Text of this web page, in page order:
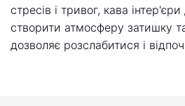
стресів і тривог, кава
створити атмосферу затишку
дозволяє розслабитися і